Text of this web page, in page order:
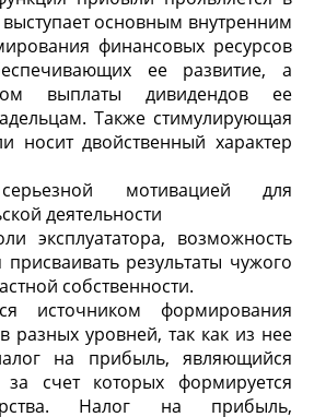
основным внутренним
финансовых ресурсов
ее развитие, а
выплаты дивидендов ее
Также стимулирующая
носит двойственный характер
мотивацией для
деятельности
эксплуататора, возможность
результаты чужого
собственности.
источником формирования
разных уровней, так как из нее
на прибыль, являющийся
за счет которых формируется
Налог на прибыль,